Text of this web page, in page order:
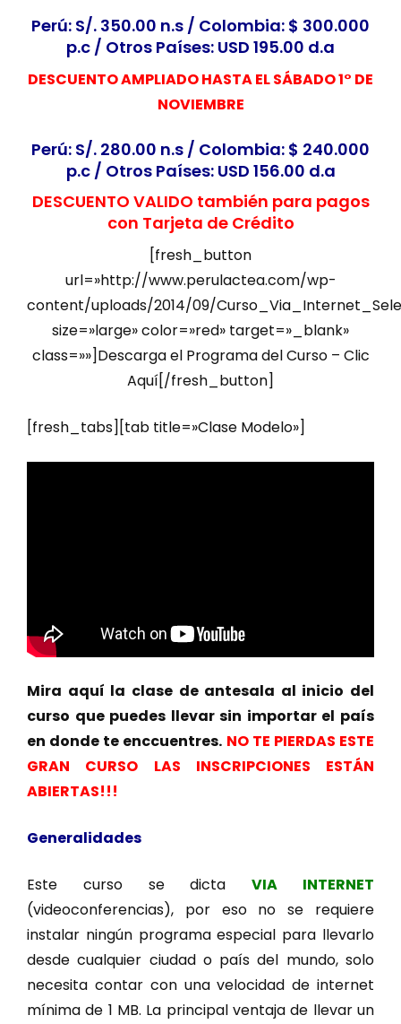
Perú: S/. 350.00 n.s / Colombia: $ 300.000
p.c / Otros Países: USD 195.00 d.a
DESCUENTO AMPLIADO HASTA EL SÁBADO 1° DE
NOVIEMBRE
Perú: S/. 280.00 n.s / Colombia: $ 240.000
p.c / Otros Países: USD 156.00 d.a
DESCUENTO VALIDO también para pagos
con Tarjeta de Crédito
[fresh_button
url=»http://www.perulactea.com/wp-
content/uploads/2014/09/
size=»large» color=»red» target=»_blank»
class=»»]Descarga el Programa del Curso – Clic
Aquí[/fresh_button]
[fresh_tabs][tab title=»Clase Modelo»]
Mira aquí la clase de antesala al inicio del
curso que puedes llevar sin importar el país
en donde te enccuentres. NO TE PIERDAS ESTE
GRAN CURSO LAS INSCRIPCIONES ESTÁN
ABIERTAS!!!
Generalidades
Este curso se dictaVIA INTERNET
(videoconferencias), por eso no se requiere
instalar ningún programa especial para llevarlo
desde cualquier ciudad o país del mundo, solo
necesita contar con una velocidad de internet
mínima de 1 MB. La principal ventaja de llevar un